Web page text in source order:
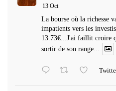
13 Oct
La bourse où la richesse
impatients vers les
13.73€...J'ai faillit croire
sortir de son range...